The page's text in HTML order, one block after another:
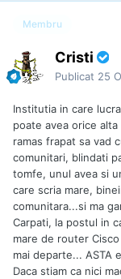
Membru
Cristi
Publicat 25
Institutia in care
poate avea orice
ramas frapat sa vad
comunitari, blindati
tomfe, unul avea si
care scria mare,
comunitara...si ma
Carpati, la postul in
mare de router
mai departe... ASTA
Daca stiam ca nici